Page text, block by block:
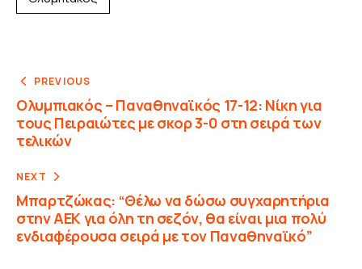
PREVIOUS
Ολυμπιακός – Παναθηναϊκός 17-12: Νίκη για
τους Πειραιώτες με σκορ 3-0 στη σειρά των
τελικών
NEXT
Μπαρτζώκας: “Θέλω να δώσω συγχαρητήρια
στην ΑΕΚ για όλη τη σεζόν, θα είναι μια πολύ
ενδιαφέρουσα σειρά με τον Παναθηναϊκό”